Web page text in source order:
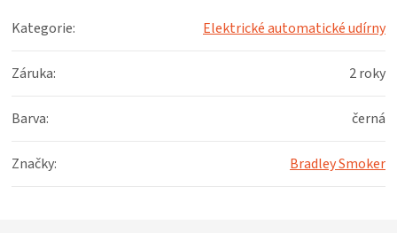
Kategorie: Elektrické automatické udírny
Záruka: 2 roky
Barva: černá
Značky: Bradley Smoker